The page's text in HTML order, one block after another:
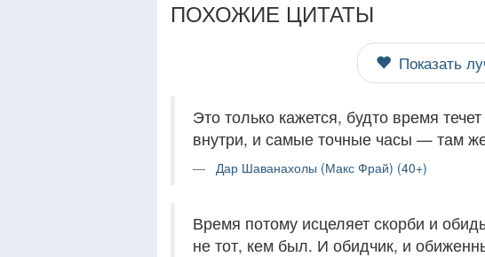
ПОХОЖИЕ ЦИТАТЫ
Показать
Это только кажется, будто время
внутри, и самые точные часы — там
Дар Шаванахолы (Макс Фрай) (40+)
Время потому исцеляет скорби и
не тот, кем был. И обидчик, и